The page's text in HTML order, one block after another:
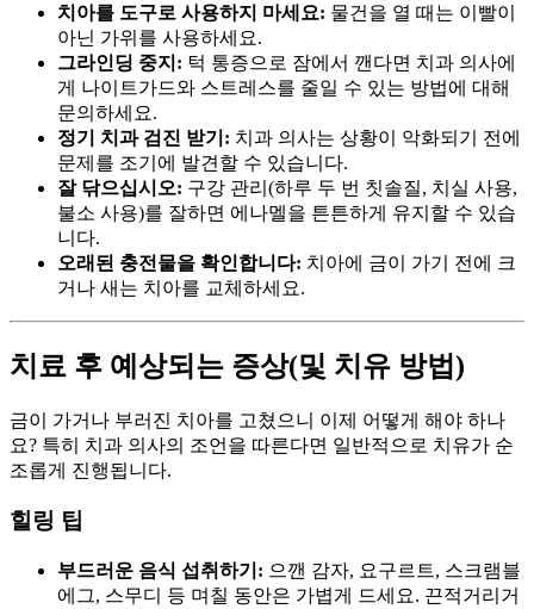
치아를 도구로 사용하지 마세요: 물건을 열 때는 이빨이
아닌 가위를 사용하세요.
그라인딩 중지: 턱 통증으로 잠에서 깬다면 치과 의사에
게 나이트가드와 스트레스를 줄일 수 있는 방법에 대해
문의하세요.
정기 치과 검진 받기: 치과 의사는 상황이 악화되기 전에
문제를 조기에 발견할 수 있습니다.
잘 닦으십시오: 구강 관리(하루 두 번 칫솔질, 치실 사용,
불소 사용)를 잘하면 에나멜을 튼튼하게 유지할 수 있습
니다.
오래된 충전물을 확인합니다: 치아에 금이 가기 전에 크
거나 새는 치아를 교체하세요.
치료 후 예상되는 증상(및 치유 방법)
금이 가거나 부러진 치아를 고쳤으니 이제 어떻게 해야 하나
요? 특히 치과 의사의 조언을 따른다면 일반적으로 치유가 순
조롭게 진행됩니다.
힐링 팁
부드러운 음식 섭취하기: 으깬 감자, 요구르트, 스크램블
에그, 스무디 등 며칠 동안은 가볍게 드세요. 끈적거리거